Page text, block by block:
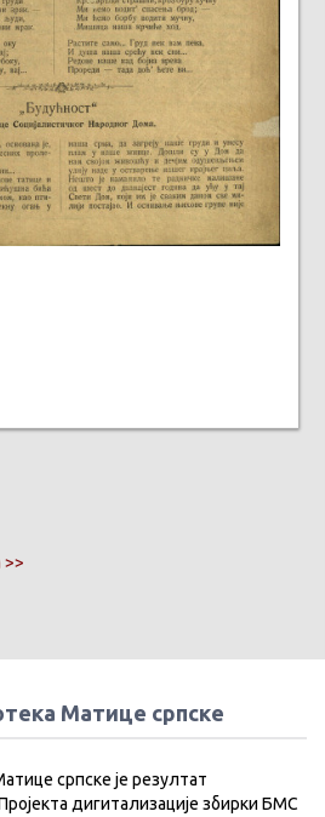
Матице српске
српске је резултат
дигитализације збирки БМС